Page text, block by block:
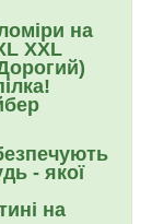
на
XXL
- якої
на